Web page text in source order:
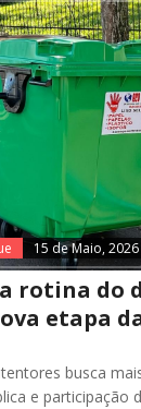
15 de Maio, 2026
rotina do
etapa
busca
e participação